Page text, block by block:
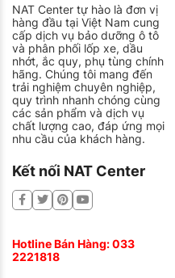
NAT Center tự hào là đơn vị
hàng đầu tại Việt Nam cung
cấp dịch vụ bảo dưỡng ô tô
và phân phối lốp xe, dầu
nhớt, ắc quy, phụ tùng chính
hãng. Chúng tôi mang đến
trải nghiệm chuyên nghiệp,
quy trình nhanh chóng cùng
các sản phẩm và dịch vụ
chất lượng cao, đáp ứng mọi
nhu cầu của khách hàng.
Kết nối NAT Center
Hotline Bán Hàng:033
2221818